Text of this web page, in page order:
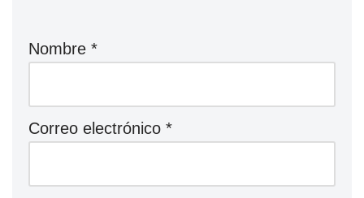
Nombre *
Correo electrónico *